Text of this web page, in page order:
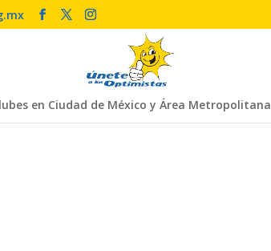
en Ciudad de México y Área Metropolitana